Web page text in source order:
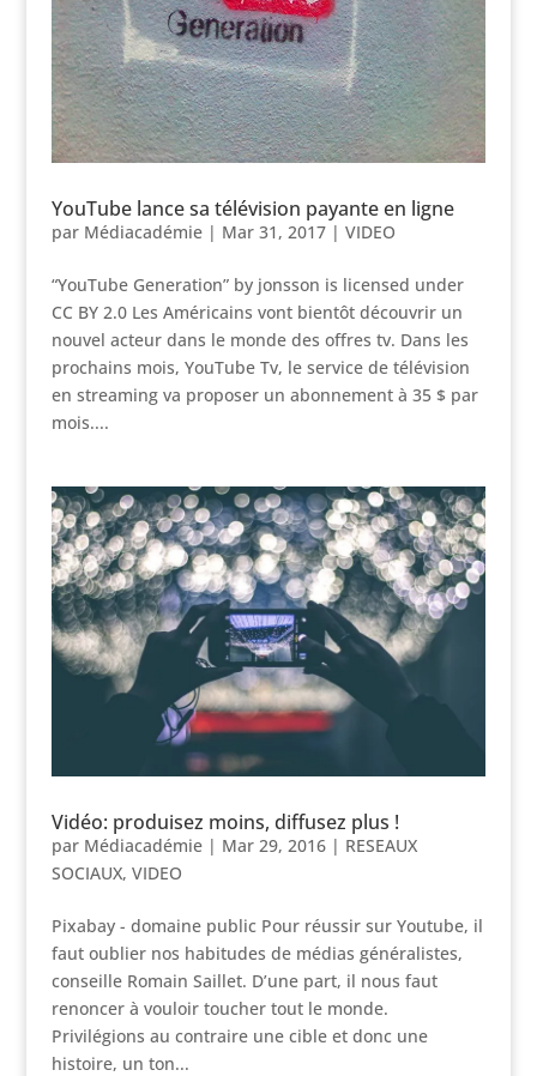
YouTube lance sa télévision payante en ligne
par Médiacadémie| Mar 31, 2017| VIDEO
“YouTube Generation” by jonsson is licensed under
CC BY 2.0 Les Américains vont bientôt découvrir un
nouvel acteur dans le monde des offres tv. Dans les
prochains mois, YouTube Tv, le service de télévision
en streaming va proposer un abonnement à 35 $ par
mois....
Vidéo: produisez moins, diffusez plus !
par Médiacadémie| Mar 29, 2016| RESEAUX
SOCIAUX, VIDEO
Pixabay - domaine public Pour réussir sur Youtube, il
faut oublier nos habitudes de médias généralistes,
conseille Romain Saillet. D’une part, il nous faut
renoncer à vouloir toucher tout le monde.
Privilégions au contraire une cible et donc une
histoire, un ton...